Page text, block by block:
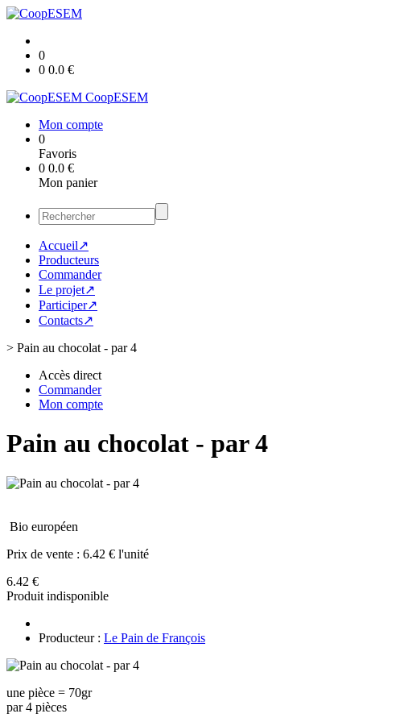
0
0 0.0 €
CoopESEM
Mon compte
0
Favoris
0 0.0 €
Mon panier
Accueil↗
Producteurs
Commander
Le projet↗
Participer↗
Contacts↗
> Pain au chocolat - par 4
Accès direct
Commander
Mon compte
Pain au chocolat - par 4
Bio européen
Prix de vente : 6.42 € l'unité
6.42 €
Produit indisponible
Producteur : Le Pain de François
une pièce = 70gr
par 4 pièces